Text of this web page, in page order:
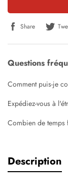
Share
Questions
Comment puis-je
Expédiez-vous à
Combien de temps
Description